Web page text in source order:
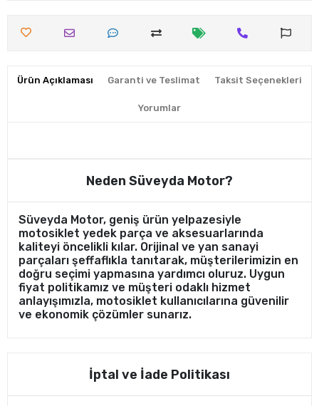
Ürün Açıklaması Garanti ve Teslimat Taksit Seçenekleri
Yorumlar
Neden Süveyda Motor?
Süveyda Motor, geniş ürün yelpazesiyle
motosiklet yedek parça ve aksesuarlarında
kaliteyi öncelikli kılar. Orijinal ve yan sanayi
parçaları şeffaflıkla tanıtarak, müşterilerimizin en
doğru seçimi yapmasına yardımcı oluruz. Uygun
fiyat politikamız ve müşteri odaklı hizmet
anlayışımızla, motosiklet kullanıcılarına güvenilir
ve ekonomik çözümler sunarız.
İptal ve İade Politikası